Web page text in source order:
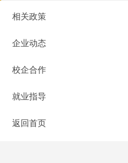
相关政策
企业动态
校企合作
就业指导
返回首页